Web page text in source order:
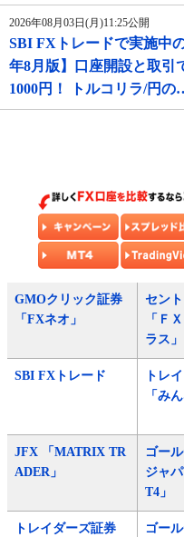
2026年08月03日(月)11:25公開
SBI FXトレードで実施中
年8月版】口座開設と取引
1000円！ トルコリラ/円の
GMOクリック証券
「FXネオ」
セン
「Ｆ
ラス」
SBI FXトレード
トレ
「み
JFX 「MATRIX TR
ADER」
ゴー
ジャ
T4」
トレイダーズ証券
ゴー